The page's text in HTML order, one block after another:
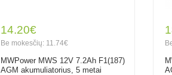
14.20€
Be mokesčių: 11.74€
MWPower MWS 12V 7.2Ah F1(187)
AGM akumuliatorius, 5 metai